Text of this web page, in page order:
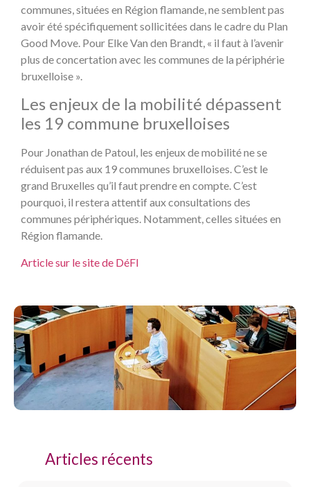
communes, situées en Région flamande, ne semblent pas
avoir été spécifiquement sollicitées dans le cadre du Plan
Good Move. Pour Elke Van den Brandt, « il faut à l’avenir
plus de concertation avec les communes de la périphérie
bruxelloise ».
Les enjeux de la mobilité dépassent
les 19 commune bruxelloises
Pour Jonathan de Patoul, les enjeux de mobilité ne se
réduisent pas aux 19 communes bruxelloises. C’est le
grand Bruxelles qu’il faut prendre en compte. C’est
pourquoi, il restera attentif aux consultations des
communes périphériques. Notamment, celles situées en
Région flamande.
Article sur le site de DéFI
Articles récents